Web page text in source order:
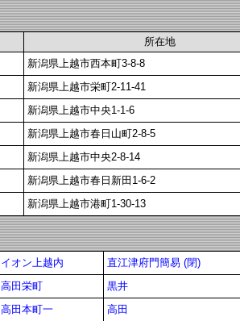
所在地
新潟県上越市西本町3-8-8
新潟県上越市栄町2-11-41
新潟県上越市中央1-1-6
新潟県上越市春日山町2-8-5
新潟県上越市中央2-8-14
新潟県上越市春日新田1-6-2
新潟県上越市港町1-30-13
イオン上越内
直江津府門簡易 (閉)
高田栄町
黒井
高田本町一
高田